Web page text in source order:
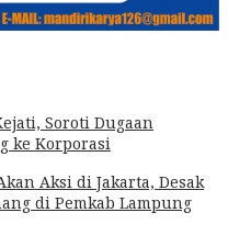
Soroti Dugaan
ke Korporasi
Aksi di Jakarta, Desak
di Pemkab Lampung